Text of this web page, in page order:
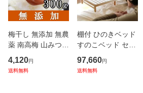
梅干し 無添加 無農
薬 南高梅 山みつ漬
300g 熊野のご褒美
紀州産 無化学肥料
4,120円
送料無料
棚付 ひのきベッド
すのこベッド セミ
ダブル 高強度 ７本
脚 オーダーメイド
97,660円
送料無料